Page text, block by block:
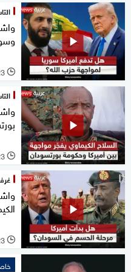
l
23
l
23
l
23